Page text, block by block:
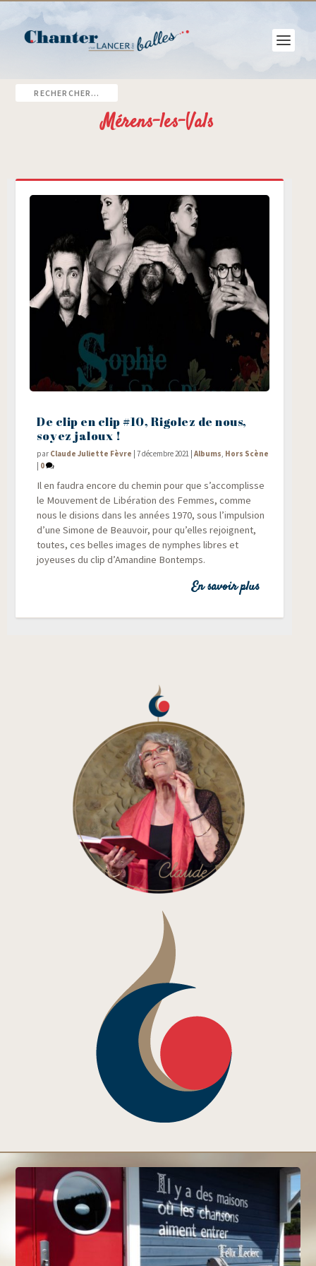
Mérens-les-Vals
De clip en clip #10, Rigolez de nous,
soyez jaloux !
par Claude Juliette Fèvre |7 décembre 2021 |Albums Hors Scène
| 0
Il en fau­dra encore du che­min pour que s’accomplisse
le Mou­ve­ment de Libé­ra­tion des Femmes, comme
nous le disions dans les années 1970, sous l’impulsion
d’une Simone de Beau­voir, pour qu’elles rejoignent,
toutes, ces belles images de nymphes libres et
joyeuses du clip d’Amandine Bontemps.
En savoir plus